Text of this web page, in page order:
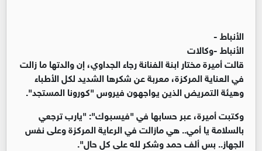
الأنباط -
الأنباط -وكالات
قالت أميرة مختار ابنة الفنانة رجاء الجداوي، إن والدتها ما زالت
في العناية المركزة، معربة عن شكرها الشديد لكل الأطباء
وهيئة التمريض الذين يواجهون فيروس "كورونا المستجد".
وكتبت أميرة، عبر حسابها في "فيسبوك": "يارب ترجعي
بالسلامة يا أمي.. هي مازالت في الرعاية المركزة وعلى نفس
الجهاز.. بس ألف حمد وشكر لله على كل حال".